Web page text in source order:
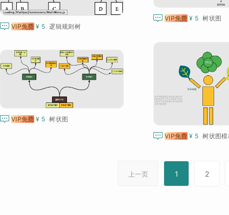
 VIP免费 ¥ 5 逻辑规则树
 VIP免费 ¥ 5 树状图
 VIP免费 ¥ 5 树状图
 VIP免费 ¥ 5 树状图
上一页 1 2